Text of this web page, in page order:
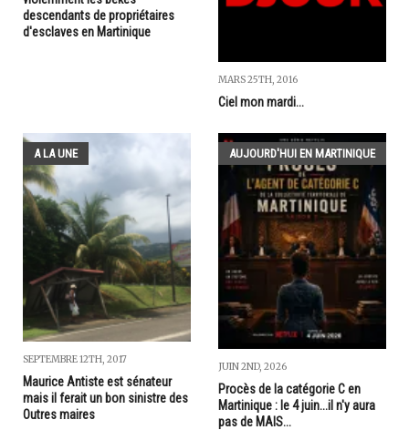
descendants de propriétaires
d'esclaves en Martinique
MARS 25TH, 2016
Ciel mon mardi...
A LA UNE
SEPTEMBRE 12TH, 2017
Maurice Antiste est sénateur
mais il ferait un bon sinistre des
Outres maires
AUJOURD'HUI EN MARTINIQUE
JUIN 2ND, 2026
Procès de la catégorie C en
Martinique : le 4 juin...il n'y aura
pas de MAIS...